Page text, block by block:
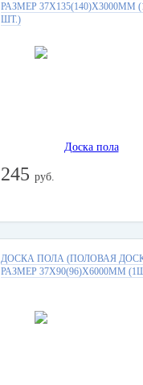
РАЗМЕР 37Х135(140)Х3000ММ
ШТ.)
245 руб.
ДОСКА ПОЛА (ПОЛОВАЯ
РАЗМЕР 37Х90(96)Х6000ММ